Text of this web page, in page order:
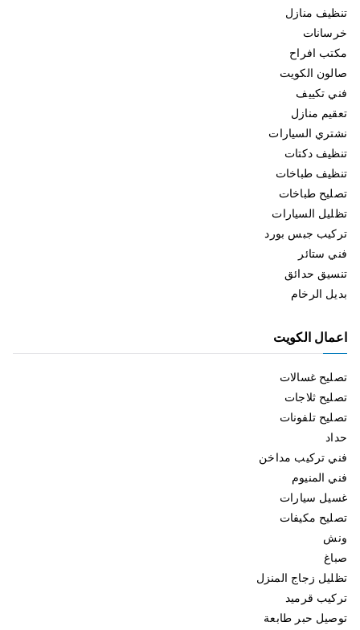
تنظيف منازل
خرسانات
مكتب افراح
صالون الكويت
فني تكييف
تعقيم منازل
نشتري السيارات
تنظيف دكتات
تنظيف طباخات
تصليح طباخات
تظليل السيارات
تركيب جبس بورد
فني ستائر
تنسيق حدائق
بديل الرخام
اعمال الكويت
تصليح غسالات
تصليح ثلاجات
تصليح تلفونات
حداد
فني تركيب مداخن
فني المنيوم
غسيل سيارات
تصليح مكيفات
ونش
صباغ
تظليل زجاج المنزل
تركيب قرميد
توصيل حبر طابعة